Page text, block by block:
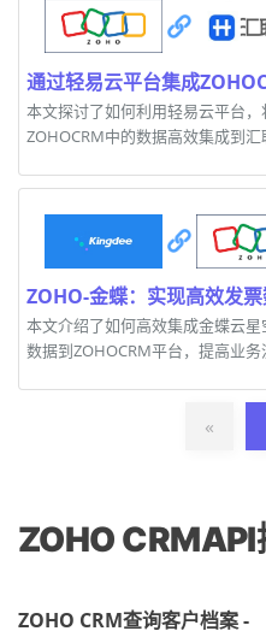
本文探讨了如何利用轻易云平台，
ZOHOCRM中的数据高效集成到汇
本文介绍了如何高效集成金蝶云星
数据到ZOHOCRM平台，提高业务
«
ZOHO CRMAPI
ZOHO CRM查询客户档案 -